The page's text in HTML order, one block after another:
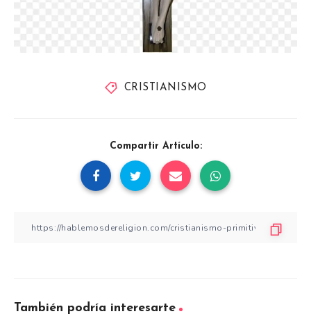
CRISTIANISMO
Compartir Artículo:
También podría interesarte